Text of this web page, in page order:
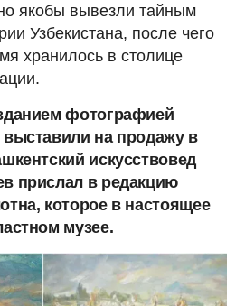
якобы вывезли тайным
Узбекистана, после чего
хранилось в столице
фотографией
на продажу в
искусствовед
прислал в редакцию
которое в настоящее
музее.